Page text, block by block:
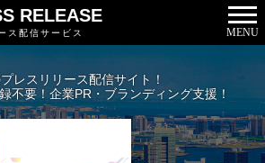
RELEASE
ス配信サービス MENU
レスリリース配信サイト！
不要！企業PR・ブランディング支援！